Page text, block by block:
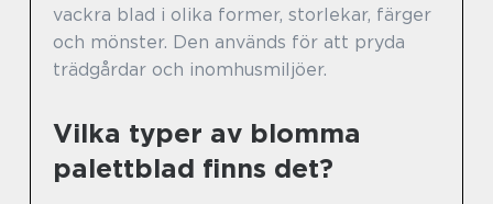
vackra blad i olika former, storlekar, färger
och mönster. Den används för att pryda
trädgårdar och inomhusmiljöer.
Vilka typer av blomma
palettblad finns det?